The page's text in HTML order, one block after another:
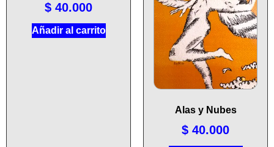
$ 40.000
Añadir al carrito
Alas y Nubes
$ 40.000